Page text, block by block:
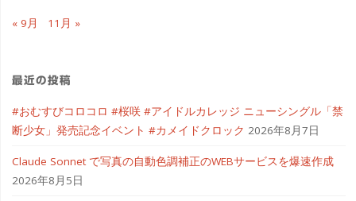
« 9月 11月 »
最近の投稿
#おむすびコロコロ #桜咲 #アイドルカレッジ ニューシングル「禁
断少女」発売記念イベント #カメイドクロック 2026年8月7日
Claude Sonnet で写真の自動色調補正のWEBサービスを爆速作成
2026年8月5日